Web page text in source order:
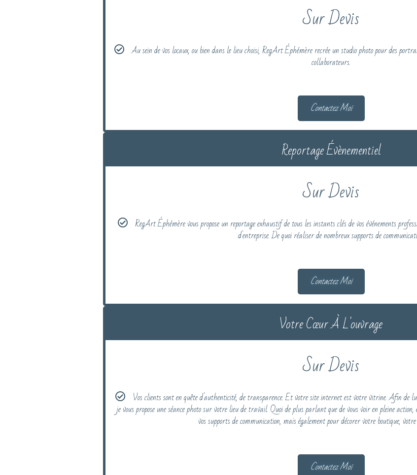
Sur Devis
Au sein de vos locaux, ou bien dans le lieu choisi, RegArt Éphémère recrée un studio photo pour des
collaborateurs.
Contactez Moi
Reportage Évènementiel
Sur Devis
RegArt Éphémère vous propose un reportage exhaustif de tous les instants clés de vos événements
d'entreprise. De quoi réaliser de nombreux supports de
Contactez Moi
Votre Cœur À L'ouvrage
Sur Devis
Vos clients sont en quête d'authenticité, de transparence. Et votre site internet est votre vitrine. Afin de
je vous propose une séance photo sur votre lieu de travail. Quoi de plus parlant que de vous voir en pleine
vos supports de communication, mais également pour décorer votre boutique,
Contactez Moi